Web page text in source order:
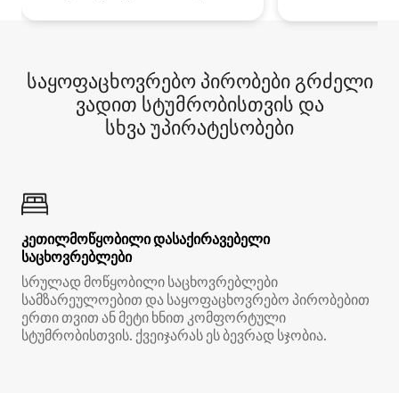
საყოფაცხოვრებო პირობები გრძელი
ვადით სტუმრობისთვის და
სხვა უპირატესობები
კეთილმოწყობილი დასაქირავებელი
საცხოვრებლები
სრულად მოწყობილი საცხოვრებლები
სამზარეულოებით და საყოფაცხოვრებო პირობებით
ერთი თვით ან მეტი ხნით კომფორტული
სტუმრობისთვის. ქვეიჯარას ეს ბევრად სჯობია.